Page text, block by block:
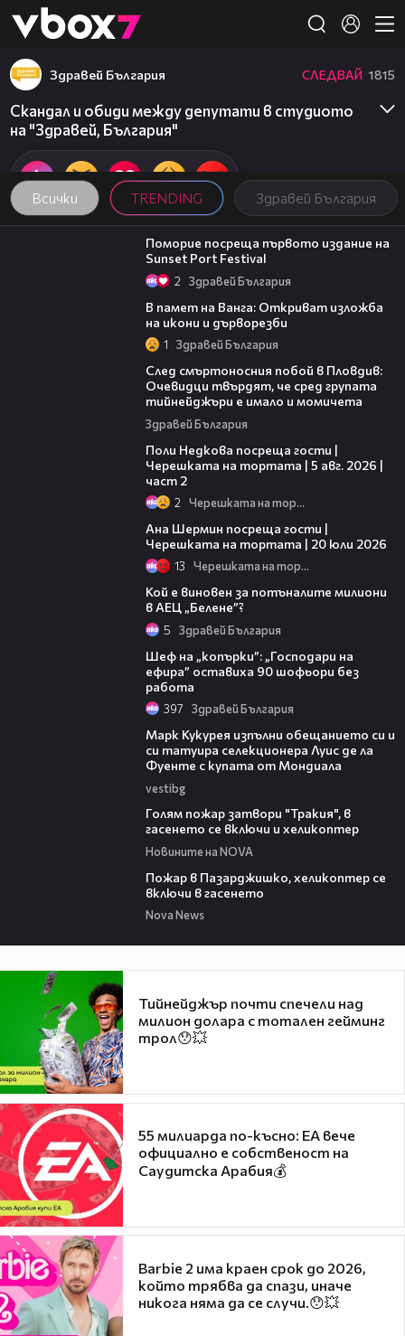
👾
Всички TRENDING Здравей България
Здравей България СЛЕДВАЙ 1815
Скандал и обиди между депутати в студиото
на "Здравей, България"
05:54
Поморие посреща първото издание на
Sunset Port Festival
2 Здравей България
В памет на Ванга: Откриват изложба
на икони и дърворезби
1 Здравей България
След смъртоносния побой в Пловдив:
Очевидци твърдят, че сред групата
тийнейджъри е имало и момичета
Здравей България
Поли Недкова посреща гости |
Черешката на тортата | 5 авг. 2026 |
част 2
2 Черешката на тортата
Ана Шермин посреща гости |
Черешката на тортата | 20 юли 2026
13 Черешката на тортата
Кой е виновен за потъналите милиони
в АЕЦ „Белене”?
5 Здравей България
Шеф на „копърки”: „Господари на
ефира” оставиха 90 шофьори без
работа
397 Здравей България
Марк Кукурея изпълни обещанието си и
си татуира селекционера Луис де ла
Фуенте с купата от Мондиала
vestibg
Голям пожар затвори "Тракия", в
гасенето се включи и хеликоптер
Новините на NOVA
Пожар в Пазарджишко, хеликоптер се
включи в гасенето
Nova News
Тийнейджър почти спечели над
милион долара с тотален гейминг
трол😯💥
55 милиарда по-късно: EA вече
официално е собственост на
Саудитска Арабия💰
Barbie 2 има краен срок до 2026,
който трябва да спази, иначе
никога няма да се случи.😯💥